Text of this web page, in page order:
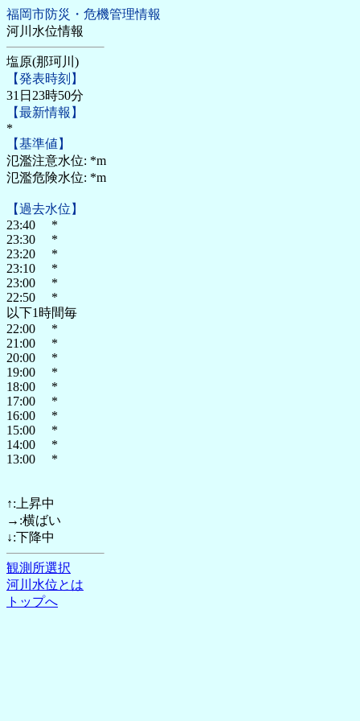
福岡市防災・危機管理情報
河川水位情報
塩原(那珂川)
【発表時刻】
31日23時50分
【最新情報】
*
【基準値】
氾濫注意水位: *m
氾濫危険水位: *m
【過去水位】
23:40 *
23:30 *
23:20 *
23:10 *
23:00 *
22:50 *
以下1時間毎
22:00 *
21:00 *
20:00 *
19:00 *
18:00 *
17:00 *
16:00 *
15:00 *
14:00 *
13:00 *
↑:上昇中
→:横ばい
↓:下降中
観測所選択
河川水位とは
トップへ